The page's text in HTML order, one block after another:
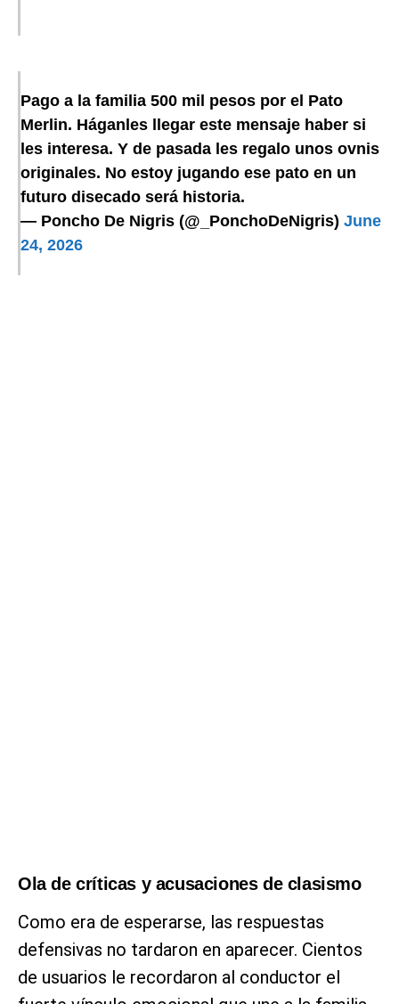
Pago a la familia 500 mil pesos por el Pato
Merlin. Háganles llegar este mensaje haber si
les interesa. Y de pasada les regalo unos ovnis
originales. No estoy jugando ese pato en un
futuro disecado será historia.
— Poncho De Nigris (@_PonchoDeNigris) June
24, 2026
Ola de críticas y acusaciones de clasismo
Como era de esperarse, las respuestas
defensivas no tardaron en aparecer. Cientos
de usuarios le recordaron al conductor el